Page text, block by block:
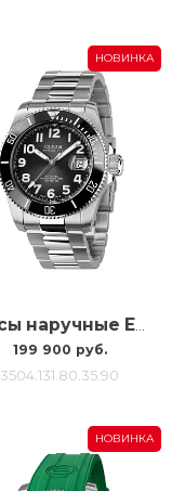
НОВИНКА
Часы наручные Epos 3504 Diver Titanium 3504.131.80.35.90
199 900 руб.
3504.131.80.35.90
НОВИНКА